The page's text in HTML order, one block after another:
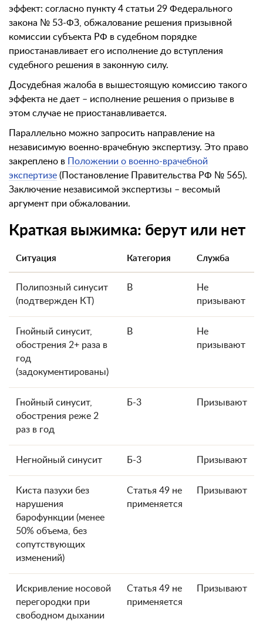
эффект: согласно пункту 4 статьи 29 Федерального
закона № 53-ФЗ, обжалование решения призывной
комиссии субъекта РФ в судебном порядке
приостанавливает его исполнение до вступления
судебного решения в законную силу.
Досудебная жалоба в вышестоящую комиссию такого
эффекта не дает – исполнение решения о призыве в
этом случае не приостанавливается.
Параллельно можно запросить направление на
независимую военно-врачебную экспертизу. Это право
закреплено в
Положении о военно-врачебной
экспертизе (Постановление Правительства РФ № 565).
Заключение независимой экспертизы – весомый
аргумент при обжаловании.
Краткая выжимка: берут или нет
Ситуация Категория Служба
Полипозный синусит
(подтвержден КТ)
В
Не
призывают
Гнойный синусит,
обострения 2+ раза в
год
(задокументированы)
В
Не
призывают
Гнойный синусит,
обострения реже 2
раз в год
Б-3 Призывают
Негнойный синусит Б-3 Призывают
Киста пазухи без
нарушения
барофункции (менее
50% объема, без
сопутствующих
изменений)
Статья 49 не
применяется
Призывают
Искривление носовой
перегородки при
свободном дыхании
Статья 49 не
применяется
Призывают